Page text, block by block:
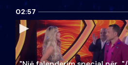
02:57